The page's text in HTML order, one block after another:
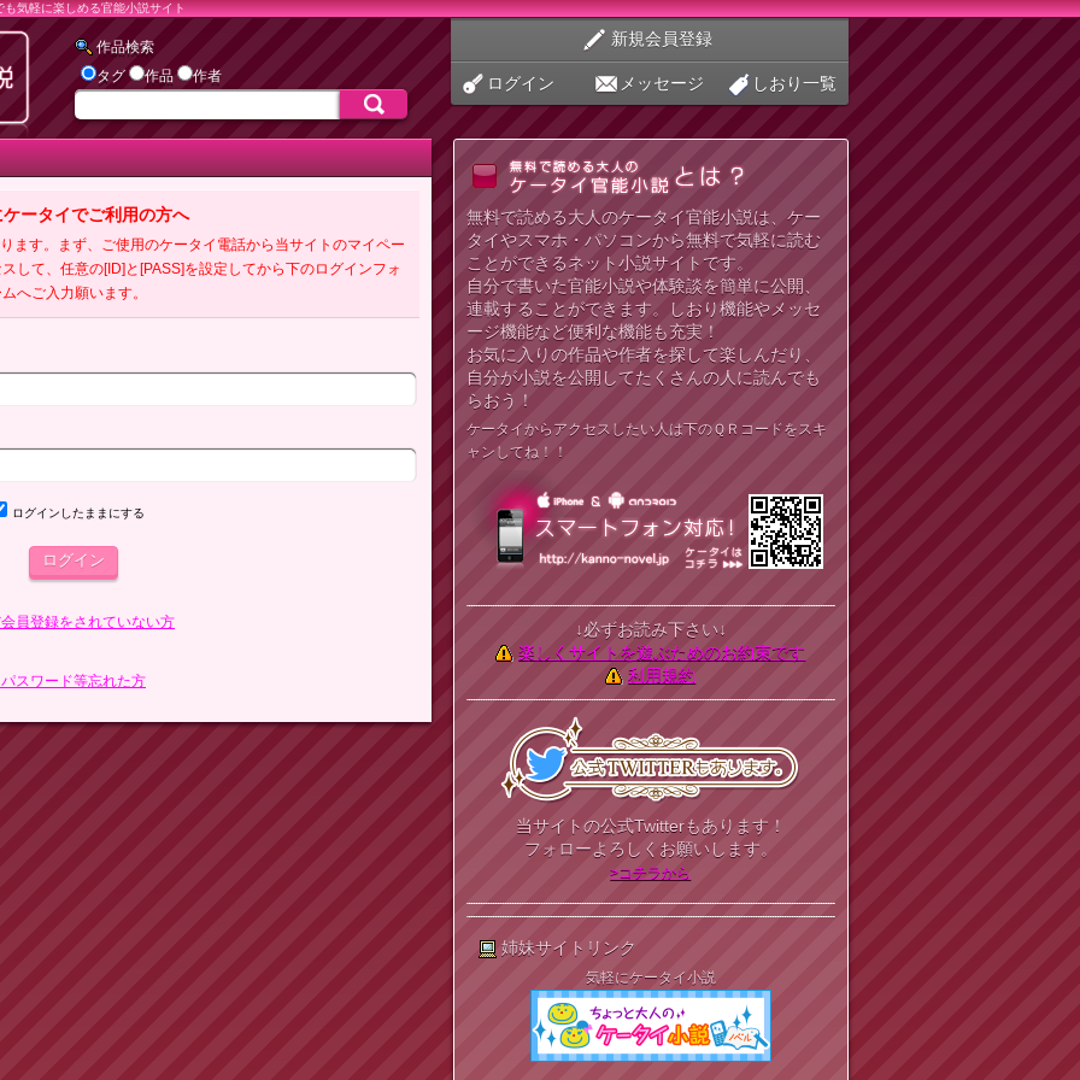
気軽に楽しめる官能小説サイト
作品検索
タグ
作品 作者
新規会員登録
ログイン メッセージ しおり一覧
ータイでご利用の方へ
ます。まず、ご使用のケータイ電話から当サイトのマイペー
して、任意の[ID]と[PASS]を設定してから下のログインフォ
へご入力願います。
ログインしたままにする
員登録をされていない方
スワード等忘れた方
無料で読める大人のケータイ官能小説は、ケー
タイやスマホ・パソコンから無料で気軽に読む
ことができるネット小説サイトです。
自分で書いた官能小説や体験談を簡単に公開、
連載することができます。しおり機能やメッセ
ージ機能など便利な機能も充実！
お気に入りの作品や作者を探して楽しんだり、
自分が小説を公開してたくさんの人に読んでも
らおう！
ケータイからアクセスしたい人は下のＱＲコードをスキ
ャンしてね！！
↓必ずお読み下さい↓
楽しくサイトを遊ぶためのお約束です
利用規約
当サイトの公式Twitterもあります！
フォローよろしくお願いします。
>コチラから
姉妹サイトリンク
気軽にケータイ小説